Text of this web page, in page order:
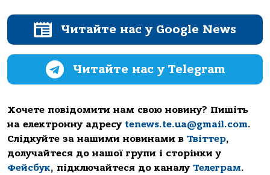
Читайте нас у Google News
Читайте нас у Telegram
Хочете повідомити нам свою новину? Пишіть
на електронну адресу tenews.te.ua@gmail.com.
Слідкуйте за нашими новинами в Твіттер,
долучайтеся до нашої групи і сторінки у
Фейсбук, підключайтеся до каналу Телеграм.